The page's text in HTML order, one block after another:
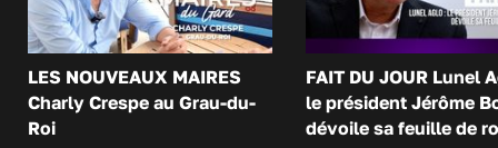
LES NOUVEAUX MAIRES
Charly Crespe au Grau-du-
Roi
FAIT DU JOUR Lunel
le président Jérôme
dévoile sa feuille de